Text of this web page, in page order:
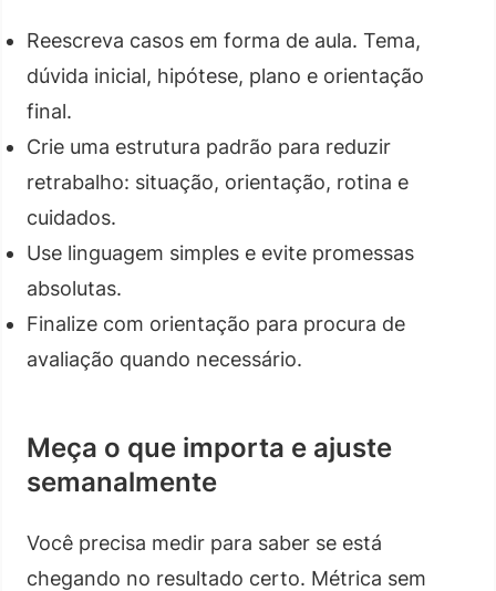
Reescreva casos em forma de aula. Tema,
dúvida inicial, hipótese, plano e orientação
final.
Crie uma estrutura padrão para reduzir
retrabalho: situação, orientação, rotina e
cuidados.
Use linguagem simples e evite promessas
absolutas.
Finalize com orientação para procura de
avaliação quando necessário.
Meça o que importa e ajuste
semanalmente
Você precisa medir para saber se está
chegando no resultado certo. Métrica sem